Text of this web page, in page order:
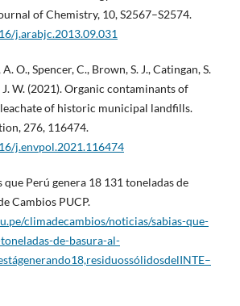
of Chemistry, 10, S2567–S2574.
j.arabjc.2013.09.031
O., Spencer, C., Brown, S. J., Catingan, S.
J. W. (2021). Organic contaminants of
of historic municipal landfills.
276, 116474.
j.envpol.2021.116474
que Perú genera 18 131 toneladas de
Cambios PUCP.
climadecambios/noticias/sabias-que-
de-basura-al-